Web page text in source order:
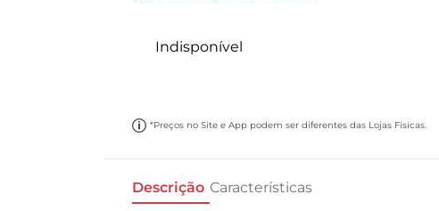
Indisponível
*Preços no Site e App podem ser diferentes das Lojas Físicas.
Descrição Características